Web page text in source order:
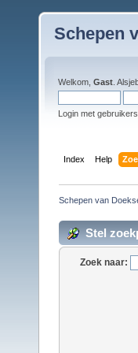
Schepen
Welkom, Gast .
Login met
Index Help
Schepen van
Stel
Zoek naar: